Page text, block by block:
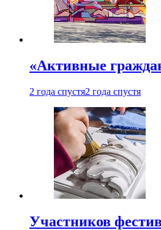
«Активные
2 года спустя2 года спустя
Участников